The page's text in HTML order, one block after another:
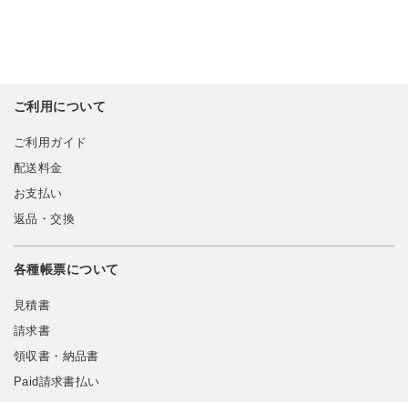
ご利用について
ご利用ガイド
配送料金
お支払い
返品・交換
各種帳票について
見積書
請求書
領収書・納品書
Paid請求書払い